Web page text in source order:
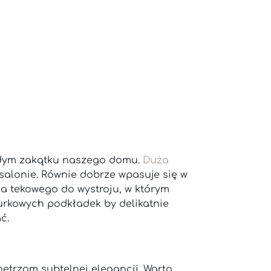
zakątku naszego domu. Duża
Równie dobrze wpasuje się w
tekowego do wystroju, w którym
podkładek by delikatnie